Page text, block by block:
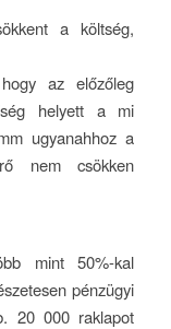
a költség,
az előzőleg
helyett a mi
ugyanahhoz a
nem csökken
mint 50%-kal
pénzügyi
20 000 raklapot